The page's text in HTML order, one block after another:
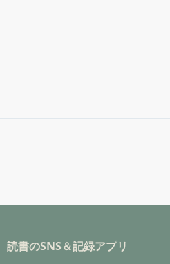
読書のSNS＆記録アプリ